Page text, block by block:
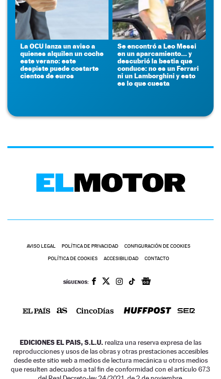
La OCU lanza un aviso a
quienes alquilen un coche
este verano: este
despiste puede costarte
cientos de euros
Se encontró a Leo Messi
en un aparcamiento... y
descubrió la bestia que
conduce: no es un Ferrari
ni un Lamborghini y esto
es lo que cuesta
AVISO LEGAL POLÍTICA DE PRIVACIDAD CONFIGURACIÓN DE COOKIES
POLÍTICA DE COOKIES ACCESIBILIDAD CONTACTO
SÍGUENOS:
EDICIONES EL PAIS, S.L.U. realiza una reserva expresa de las
reproducciones y usos de las obras y otras prestaciones accesibles
desde este sitio web a medios de lectura mecánica u otros medios
que resulten adecuados a tal fin de conformidad con el artículo 67.3